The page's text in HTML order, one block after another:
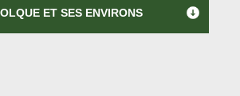
ET SES ENVIRONS